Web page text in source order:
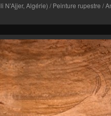
N’Ajjer, Algérie) / Peinture rupestre /